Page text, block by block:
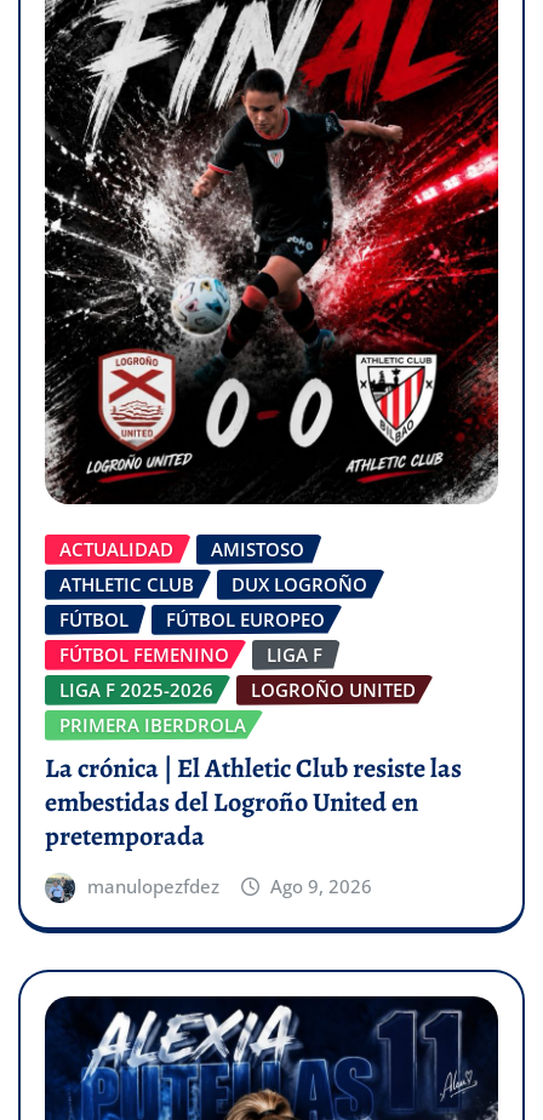
ACTUALIDAD
AMISTOSO
ATHLETIC CLUB
DUX LOGROÑO
FÚTBOL
FÚTBOL EUROPEO
FÚTBOL FEMENINO
LIGA F
LIGA F 2025-2026
LOGROÑO UNITED
PRIMERA IBERDROLA
La crónica | El Athletic Club resiste las
embestidas del Logroño United en
pretemporada
manulopezfdez Ago 9, 2026